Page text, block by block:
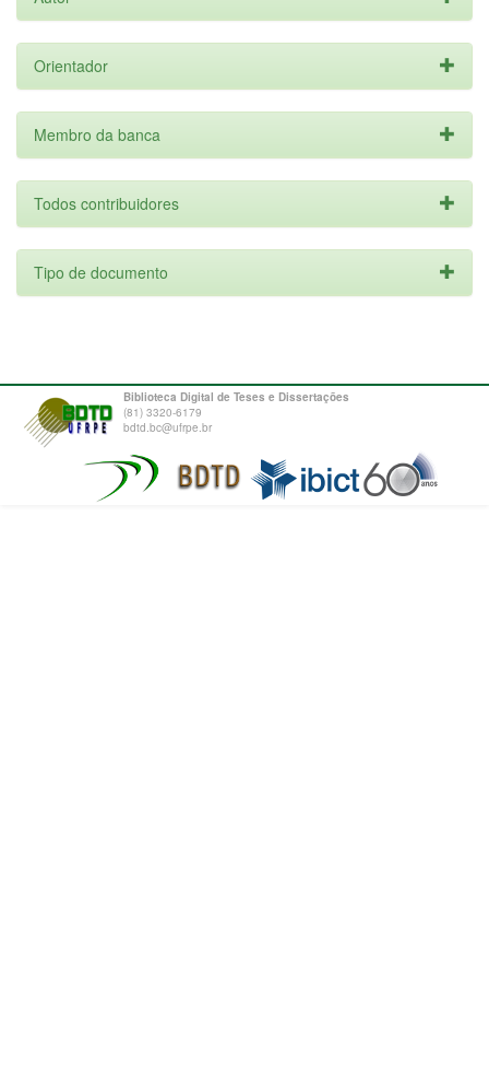
Orientador
Membro da banca
Todos contribuidores
Tipo de documento
Biblioteca Digital de Teses e Dissertações
(81) 3320-6179
bdtd.bc@ufrpe.br